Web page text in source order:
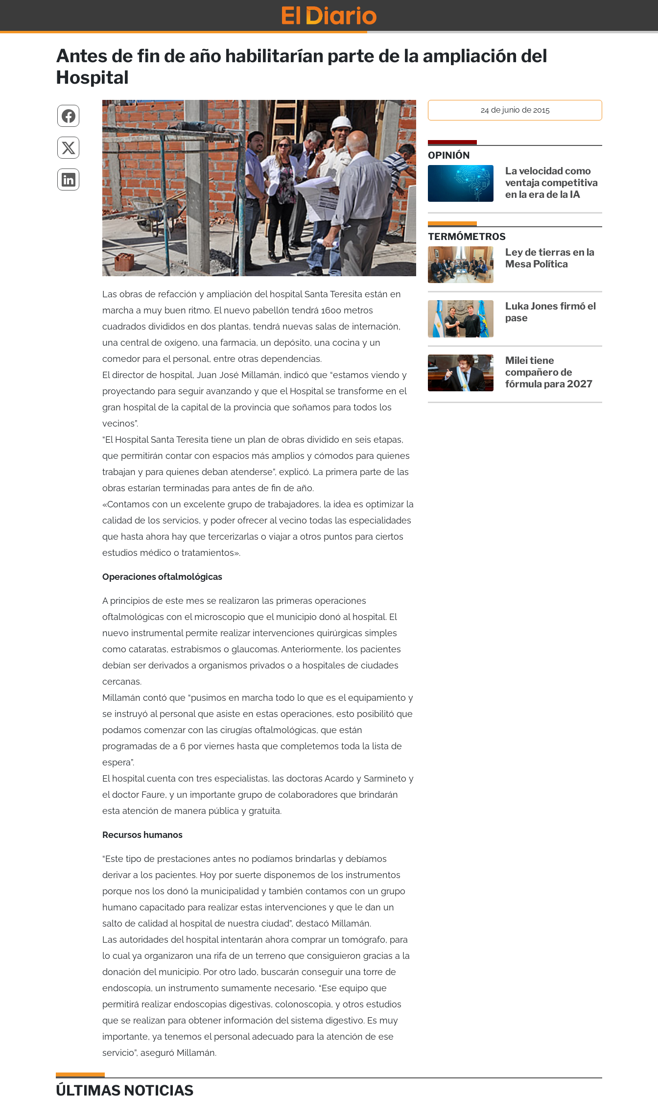
Antes de fin de año habilitarían parte de la ampliación del
Hospital
Las obras de refacción y ampliación del hospital Santa Teresita están en
marcha a muy buen ritmo. El nuevo pabellón tendrá 1600 metros
cuadrados divididos en dos plantas, tendrá nuevas salas de internación,
una central de oxígeno, una farmacia, un depósito, una cocina y un
comedor para el personal, entre otras dependencias.
El director de hospital, Juan José Millamán, indicó que “estamos viendo y
proyectando para seguir avanzando y que el Hospital se transforme en el
gran hospital de la capital de la provincia que soñamos para todos los
vecinos”.
“El Hospital Santa Teresita tiene un plan de obras dividido en seis etapas,
que permitirán contar con espacios más amplios y cómodos para quienes
trabajan y para quienes deban atenderse”, explicó. La primera parte de las
obras estarían terminadas para antes de fin de año.
«Contamos con un excelente grupo de trabajadores, la idea es optimizar la
calidad de los servicios, y poder ofrecer al vecino todas las especialidades
que hasta ahora hay que tercerizarlas o viajar a otros puntos para ciertos
estudios médico o tratamientos».
Operaciones oftalmológicas
A principios de este mes se realizaron las primeras operaciones
oftalmológicas con el microscopio que el municipio donó al hospital. El
nuevo instrumental permite realizar intervenciones quirúrgicas simples
como cataratas, estrabismos o glaucomas. Anteriormente, los pacientes
debían ser derivados a organismos privados o a hospitales de ciudades
cercanas.
Millamán contó que “pusimos en marcha todo lo que es el equipamiento y
se instruyó al personal que asiste en estas operaciones, esto posibilitó que
podamos comenzar con las cirugías oftalmológicas, que están
programadas de a 6 por viernes hasta que completemos toda la lista de
espera”.
El hospital cuenta con tres especialistas, las doctoras Acardo y Sarmineto y
el doctor Faure, y un importante grupo de colaboradores que brindarán
esta atención de manera pública y gratuita.
Recursos humanos
“Este tipo de prestaciones antes no podíamos brindarlas y debíamos
derivar a los pacientes. Hoy por suerte disponemos de los instrumentos
porque nos los donó la municipalidad y también contamos con un grupo
humano capacitado para realizar estas intervenciones y que le dan un
salto de calidad al hospital de nuestra ciudad”, destacó Millamán.
Las autoridades del hospital intentarán ahora comprar un tomógrafo, para
lo cual ya organizaron una rifa de un terreno que consiguieron gracias a la
donación del municipio. Por otro lado, buscarán conseguir una torre de
endoscopía, un instrumento sumamente necesario. “Ese equipo que
permitirá realizar endoscopias digestivas, colonoscopia, y otros estudios
que se realizan para obtener información del sistema digestivo. Es muy
importante, ya tenemos el personal adecuado para la atención de ese
servicio”, aseguró Millamán.
24 de junio de 2015
OPINIÓN
La velocidad como
ventaja competitiva
en la era de la IA
TERMÓMETROS
Ley de tierras en la
Mesa Política
Luka Jones firmó el
pase
Milei tiene
compañero de
fórmula para 2027
ÚLTIMAS NOTICIAS